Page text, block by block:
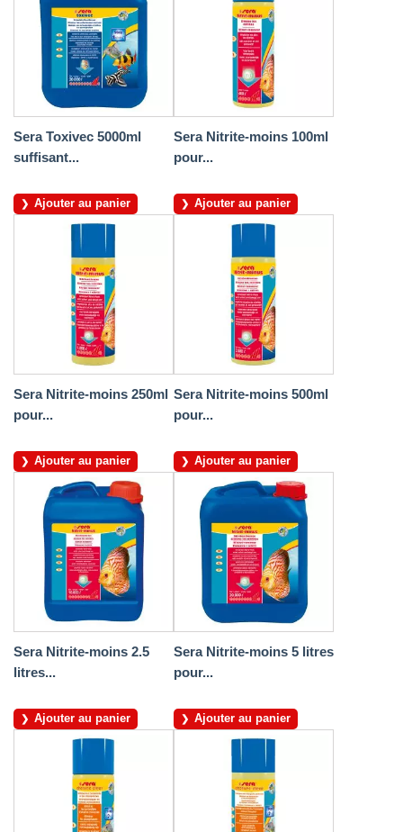
Sera Toxivec 5000ml
suffisant...
Ajouter au panier
Sera Nitrite-moins 100ml
pour...
Ajouter au panier
Sera Nitrite-moins 250ml
pour...
Ajouter au panier
Sera Nitrite-moins 500ml
pour...
Ajouter au panier
Sera Nitrite-moins 2.5
litres...
Ajouter au panier
Sera Nitrite-moins 5 litres
pour...
Ajouter au panier